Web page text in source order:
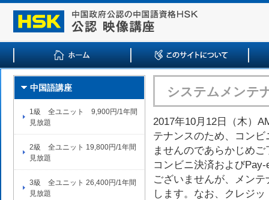
中国語講座
1級 全ユニット 9,900円/1年間
見放題
2級 全ユニット 19,800円/1年間
見放題
3級 全ユニット 26,400円/1年間
見放題
システムメンテ
2017年10月12日（木）
テナンスのため、コン
ませんのであらかじめ
コンビニ決済および
ございませんが、メン
します。なお、クレジ